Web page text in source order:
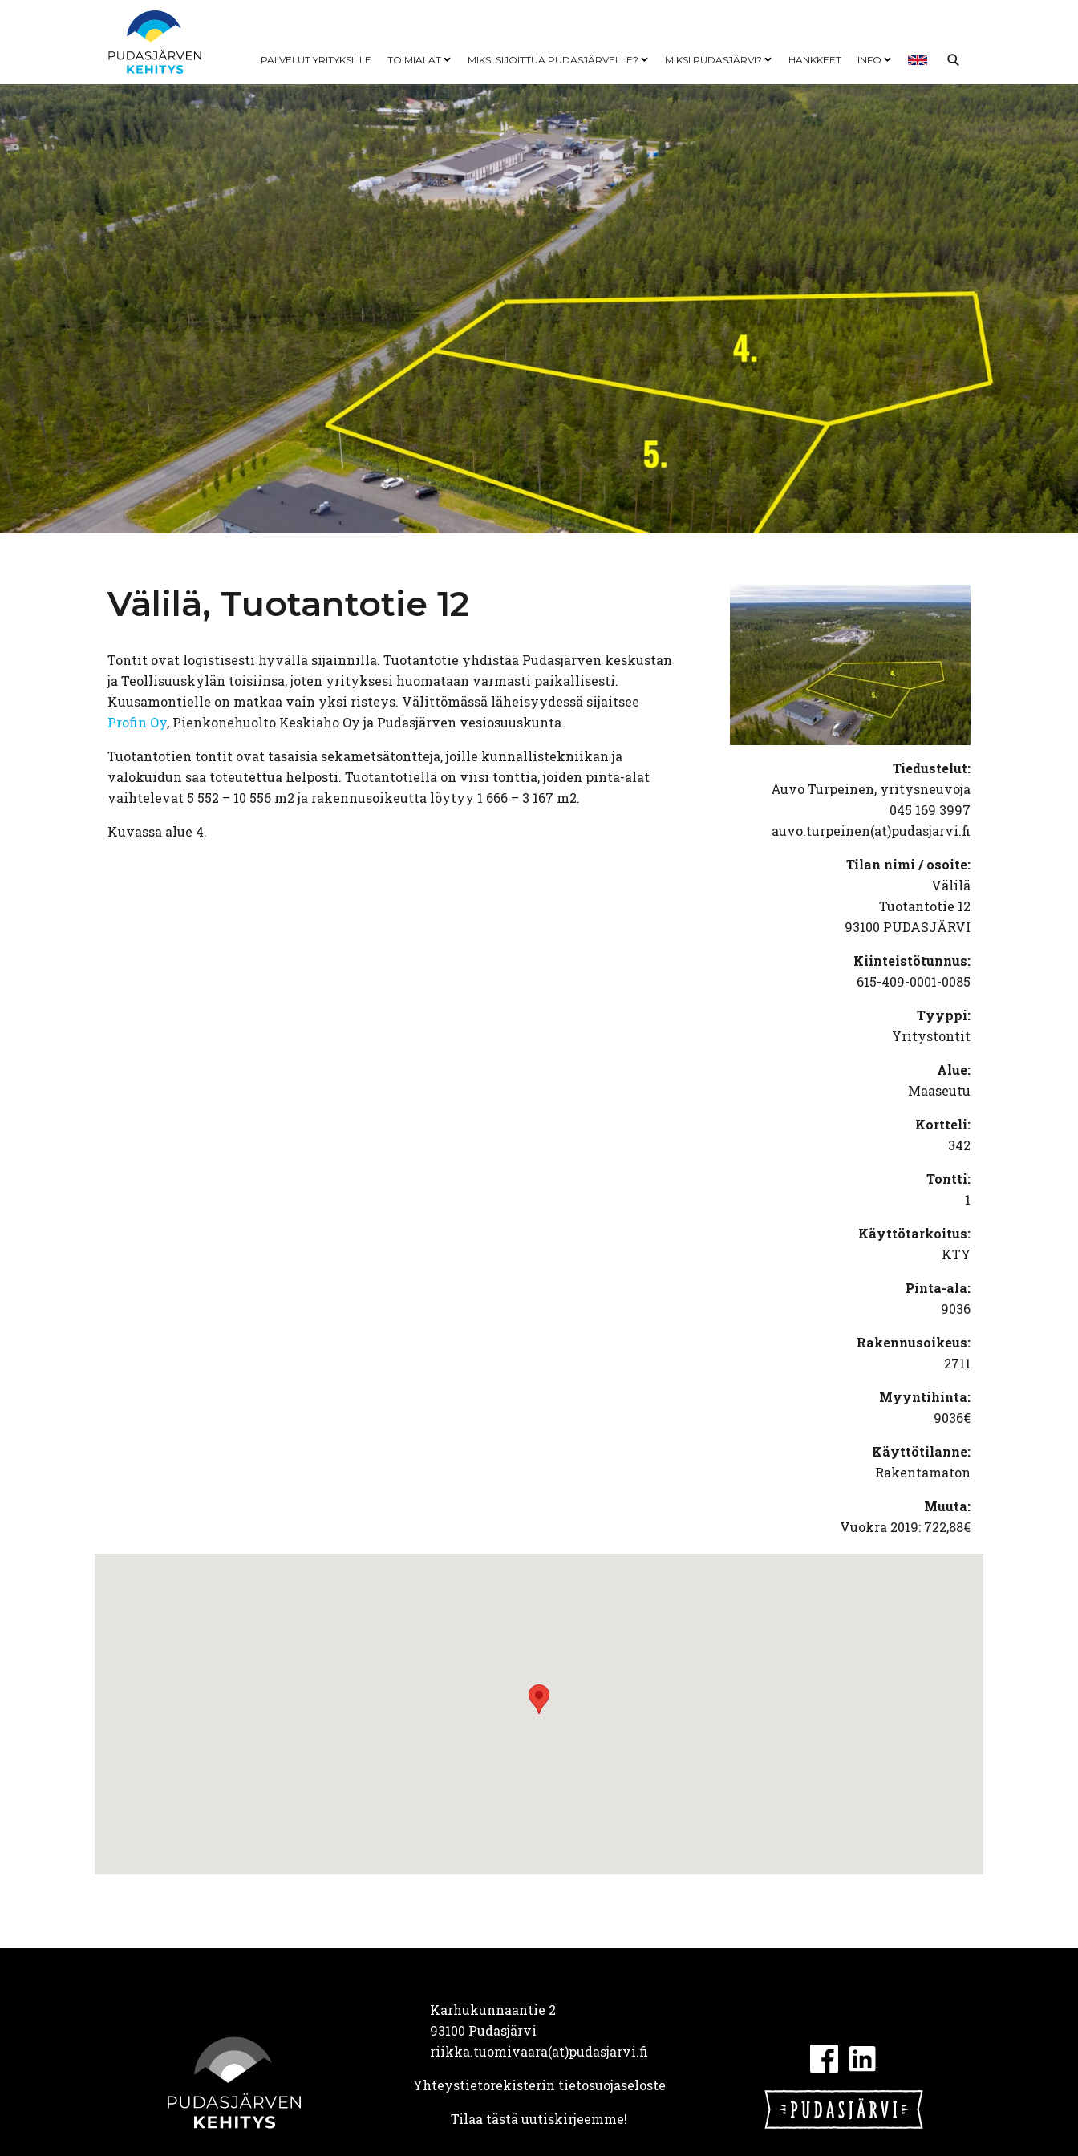
PALVELUT YRITYKSILLE TOIMIALAT
Open child menu
MIKSI SIJOITTUA PUDASJÄRVELLE?
Open child menu
MIKSI PUDASJÄRVI?
Open child menu
HANKKEET INFO
Open child menu
Välilä, Tuotantotie 12
Tontit ovat logistisesti hyvällä sijainnilla. Tuotantotie yhdistää Pudasjärven keskustan
ja Teollisuuskylän toisiinsa, joten yrityksesi huomataan varmasti paikallisesti.
Kuusamontielle on matkaa vain yksi risteys. Välittömässä läheisyydessä sijaitsee
Profin Oy, Pienkonehuolto Keskiaho Oy ja Pudasjärven vesiosuuskunta.
Tuotantotien tontit ovat tasaisia sekametsätontteja, joille kunnallistekniikan ja
valokuidun saa toteutettua helposti. Tuotantotiellä on viisi tonttia, joiden pinta-alat
vaihtelevat 5 552 – 10 556 m2 ja rakennusoikeutta löytyy 1 666 – 3 167 m2.
Kuvassa alue 4.
Tiedustelut:
Auvo Turpeinen, yritysneuvoja
045 169 3997
auvo.turpeinen(at)pudasjarvi.fi
Tilan nimi / osoite:
Välilä
Tuotantotie 12
93100 PUDASJÄRVI
Kiinteistötunnus:
615-409-0001-0085
Tyyppi:
Yritystontit
Alue:
Maaseutu
Kortteli:
342
Tontti:
1
Käyttötarkoitus:
KTY
Pinta-ala:
9036
Rakennusoikeus:
2711
Myyntihinta:
9036€
Käyttötilanne:
Rakentamaton
Muuta:
Vuokra 2019: 722,88€
Karhukunnaantie 2
93100 Pudasjärvi
riikka.tuomivaara(at)pudasjarvi.fi
Yhteystietorekisterin tietosuojaseloste
Tilaa tästä uutiskirjeemme!